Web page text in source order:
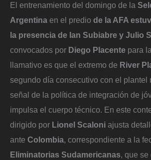
El entrenamiento del domingo de la
Argentina en el predio de la AFA
la presencia de Ian Subiabre y Julio
convocados por Diego Placente para
llamativo es que el extremo de River
segundo día consecutivo con el plantel
señal de la política de integración de
impulsa el cuerpo técnico. En este
dirigido por Lionel Scaloni ajusta
ante Colombia, correspondiente a la
Eliminatorias Sudamericanas, que se